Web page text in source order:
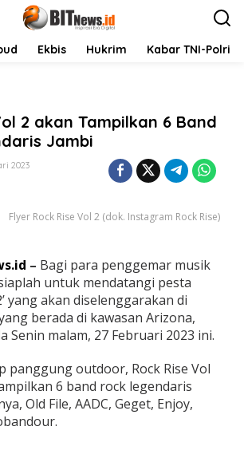
Ekbis Hukrim Kabar TNI-Polri
2 akan Tampilkan 6 Band
Jambi
2023
Flyer Rock Rise Vol 2 (dok. Instagram Rock Rise)
– Bagi para penggemar musik
untuk mendatangi pesta
yang akan diselenggarakan di
berada di kawasan Arizona,
Senin malam, 27 Februari 2023 ini.
panggung outdoor, Rock Rise Vol
6 band rock legendaris
Old File, AADC, Geget, Enjoy,